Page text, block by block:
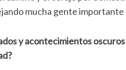
mucha gente importante
y acontecimientos